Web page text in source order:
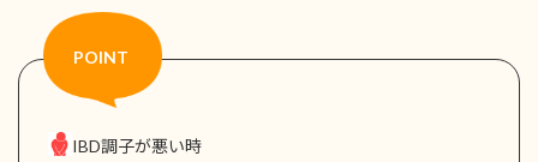
IBD調子が悪い時